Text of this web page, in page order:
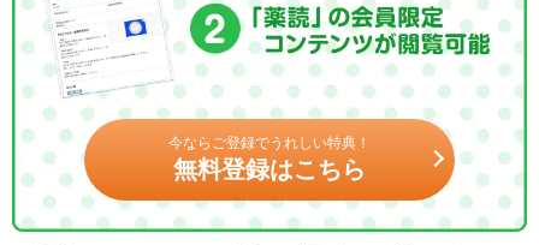
今ならご登録でうれしい特典！
無料登録はこちら